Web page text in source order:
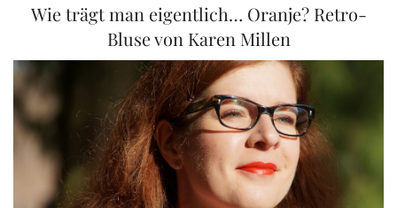
Wie trägt man eigentlich… Oranje? Retro-
Bluse von Karen Millen